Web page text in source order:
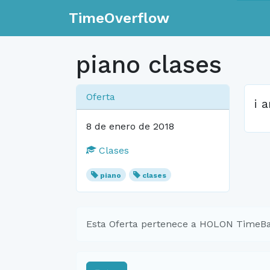
TimeOverflow
piano clases
Oferta
8 de enero de 2018
Clases
piano clases
i
Esta Oferta pertenece a HOLON